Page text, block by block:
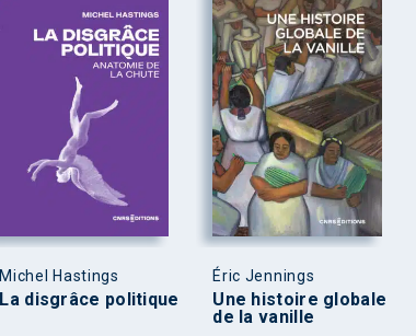
Michel Hastings
La disgrâce politique
Éric Jennings
Une histoire globale
de la vanille